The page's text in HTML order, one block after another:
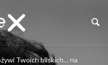
Twoich bliskich… na